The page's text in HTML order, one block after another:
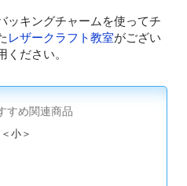
ッキングチャームを使ってチ
レザークラフト教室がござい
ださい。
すめ関連商品
小＞